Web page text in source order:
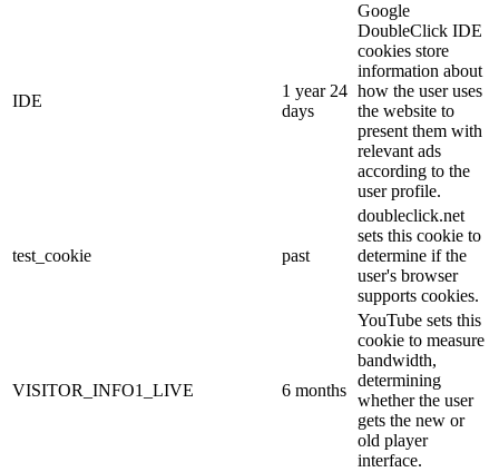
IDE
1 year 24
days
Google
DoubleClick IDE
cookies store
information about
how the user uses
the website to
present them with
relevant ads
according to the
user profile.
test_cookie past
doubleclick.net
sets this cookie to
determine if the
user's browser
supports cookies.
VISITOR_INFO1_LIVE 6 months
YouTube sets this
cookie to measure
bandwidth,
determining
whether the user
gets the new or
old player
interface.